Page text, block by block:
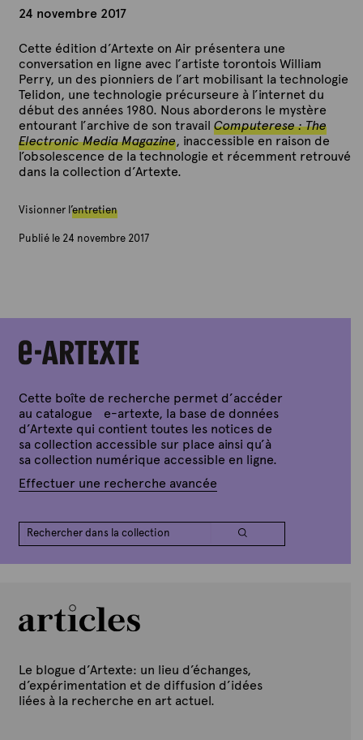
24 novembre 2017
Cette édition d’Artexte on Air présentera une
conversation en ligne avec l’artiste torontois William
Perry, un des pionniers de l’art mobilisant la technologie
Telidon, une technologie précurseure à l’internet du
début des années 1980. Nous aborderons le mystère
entourant l’archive de son travail Computerese: The
Electronic Media Magazine, inaccessible en raison de
l’obsolescence de la technologie et récemment retrouvé
dans la collection d’Artexte.
Visionner l’entretien
Publié le 24 novembre 2017
e
x
e
Cette boîte de recherche permet d’accéder
au catalogue e-artexte, la base de données
d’Artexte qui contient toutes les notices de
sa collection accessible sur place ainsi qu’à
sa collection numérique accessible en ligne.
Effectuer une recherche avancée
Le blogue d’Artexte: un lieu d’échanges,
d’expérimentation et de diffusion d’idées
liées à la recherche en art actuel.